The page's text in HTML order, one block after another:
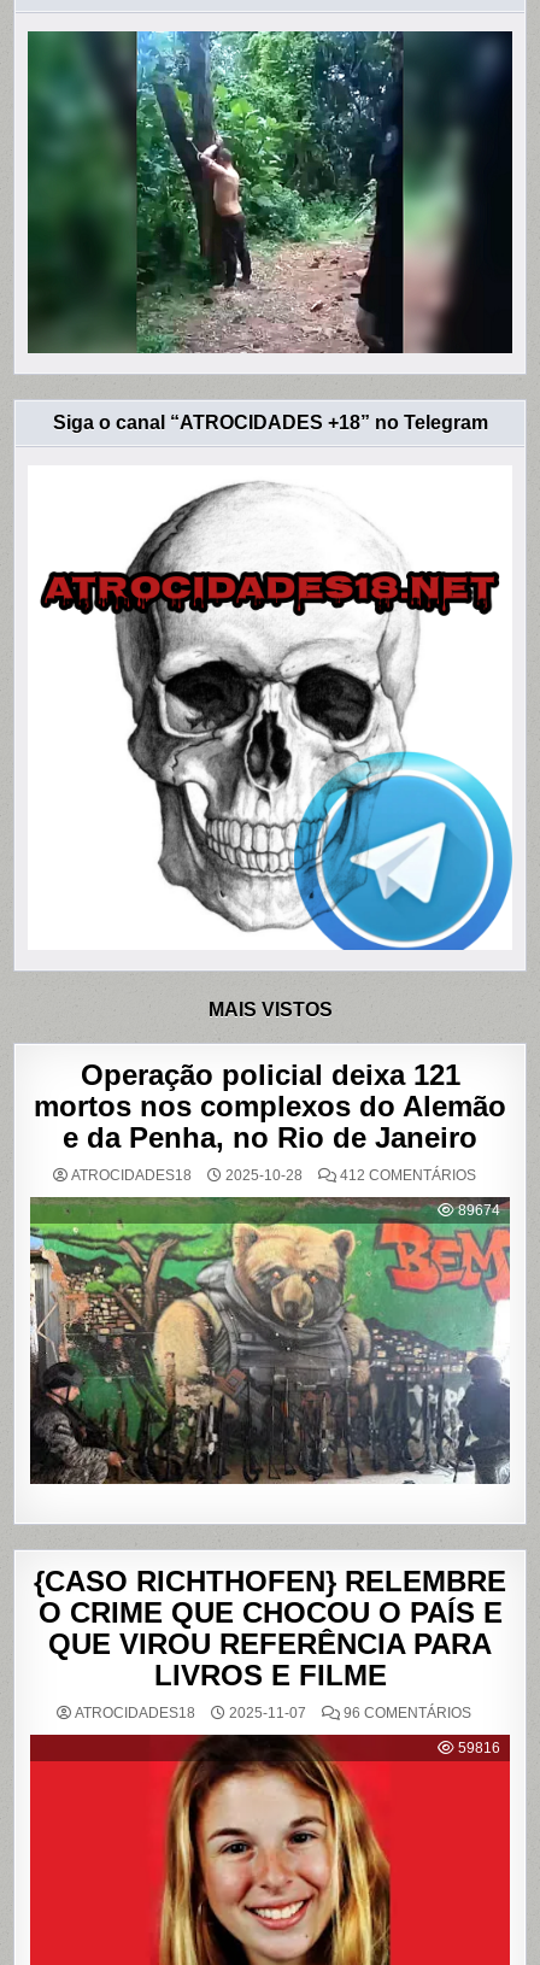
Siga o canal “ATROCIDADES +18” no Telegram
MAIS VISTOS
Operação policial deixa 121
mortos nos complexos do Alemão
e da Penha, no Rio de Janeiro
ATROCIDADES18 2025-10-28 412 COMENTÁRIOSEM
POLICIAL
DEIXA
121
MORTOS
NOS
DO
ALEMÃO
PENHA,
NO
RIO
89674
{CASO RICHTHOFEN} RELEMBRE
O CRIME QUE CHOCOU O PAÍS E
QUE VIROU REFERÊNCIA PARA
LIVROS E FILME
ATROCIDADES18 2025-11-07 96 COMENTÁRIOSEM
59816